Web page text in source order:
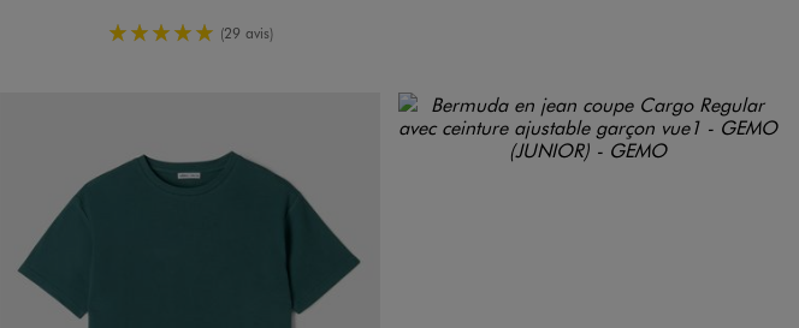
5/5 de moyenne
(29 avis)